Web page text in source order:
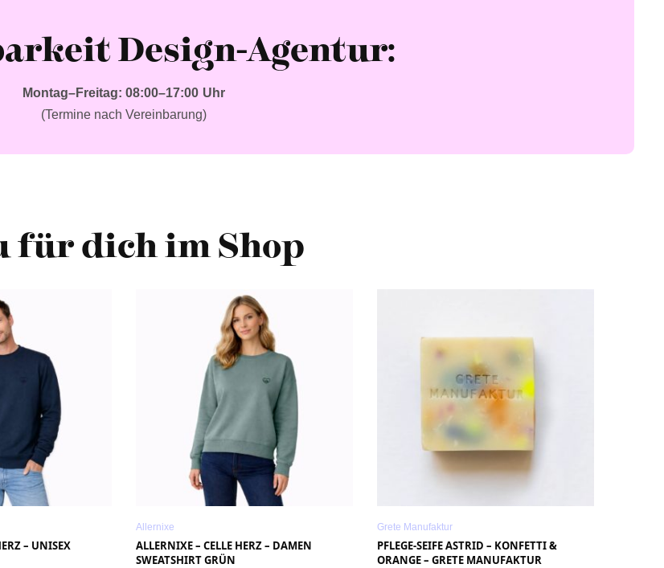
Design-Agentur:
Montag–Freitag: 08:00–17:00 Uhr
(Termine nach Vereinbarung)
für dich im Shop
– UNISEX
Allernixe
ALLERNIXE – CELLE HERZ – DAMEN
SWEATSHIRT GRÜN
Grete Manufaktur
PFLEGE-SEIFE ASTRID – KONFETTI &
ORANGE – GRETE MANUFAKTUR